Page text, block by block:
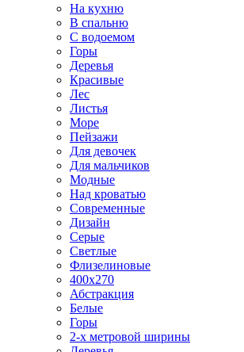
На кухню
В спальню
С водоемом
Горы
Деревья
Красивые
Лес
Листья
Море
Пейзажи
Для девочек
Для мальчиков
Модные
Над кроватью
Современные
Дизайн
Серые
Светлые
Флизелиновые
400х270
Абстракция
Белые
Горы
2-х метровой ширины